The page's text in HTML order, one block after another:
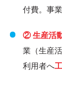
付費。事
② 生産活
業（生産
利用者へ